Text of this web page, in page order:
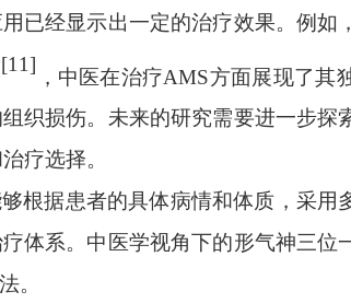
已经显示出一定的治疗效果。例如
[11]
，中医在治疗AMS方面展现了其
织损伤。未来的研究需要进一步探
疗选择。
根据患者的具体病情和体质，采用
体系。中医学视角下的形气神三位
。